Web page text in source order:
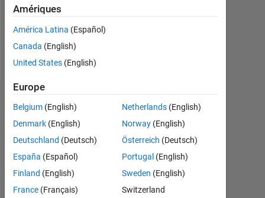
Following:
0
Follow
Recommandations
Please
login
to
this
person
Amériques
América Latina (Español)
Canada (English)
United States (English)
Europe
Belgium (English)
Denmark (English)
Deutschland (Deutsch)
España (Español)
Finland (English)
France (Français)
Netherlands(English)
Norway(English)
Österreich (Deutsch)
Portugal (English)
Sweden (English)
Switzerland